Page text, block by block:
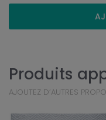
Produits
AJOUTEZ D’AUTRES